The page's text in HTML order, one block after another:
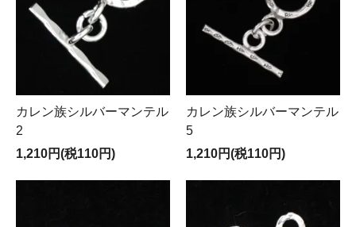
カレン族シルバーマンテル
2
1,210円(税110円)
カレン族シルバーマンテル
5
1,210円(税110円)